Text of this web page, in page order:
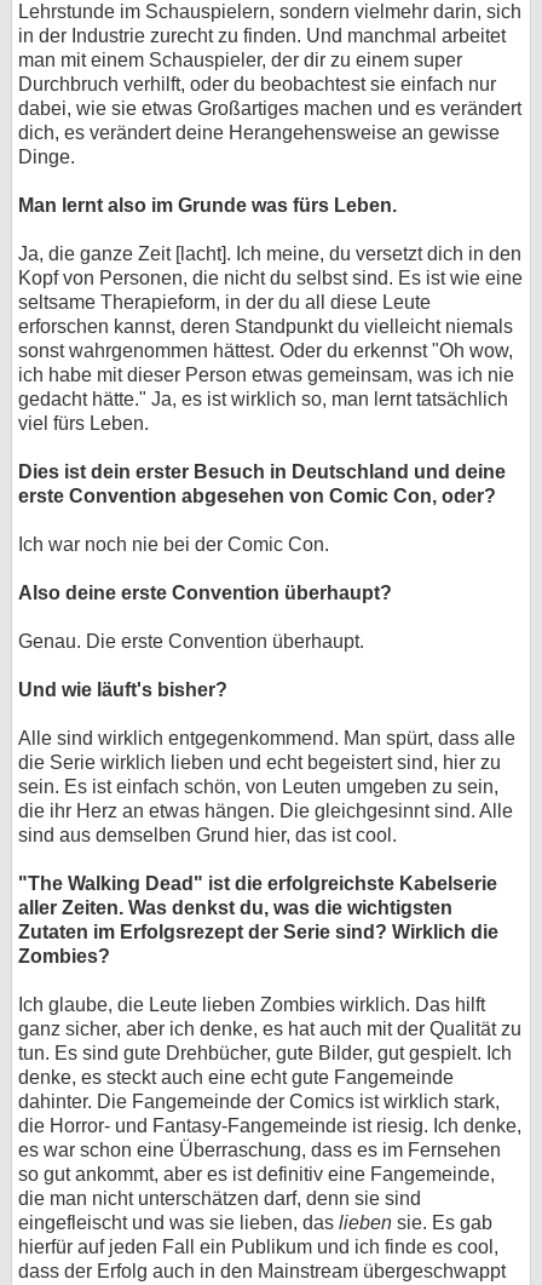
Lehrstunde im Schauspielern, sondern vielmehr darin, sich
in der Industrie zurecht zu finden. Und manchmal arbeitet
man mit einem Schauspieler, der dir zu einem super
Durchbruch verhilft, oder du beobachtest sie einfach nur
dabei, wie sie etwas Großartiges machen und es verändert
dich, es verändert deine Herangehensweise an gewisse
Dinge.
Man lernt also im Grunde was fürs Leben.
Ja, die ganze Zeit [lacht]. Ich meine, du versetzt dich in den
Kopf von Personen, die nicht du selbst sind. Es ist wie eine
seltsame Therapieform, in der du all diese Leute
erforschen kannst, deren Standpunkt du vielleicht niemals
sonst wahrgenommen hättest. Oder du erkennst "Oh wow,
ich habe mit dieser Person etwas gemeinsam, was ich nie
gedacht hätte." Ja, es ist wirklich so, man lernt tatsächlich
viel fürs Leben.
Dies ist dein erster Besuch in Deutschland und deine
erste Convention abgesehen von Comic Con, oder?
Ich war noch nie bei der Comic Con.
Also deine erste Convention überhaupt?
Genau. Die erste Convention überhaupt.
Und wie läuft's bisher?
Alle sind wirklich entgegenkommend. Man spürt, dass alle
die Serie wirklich lieben und echt begeistert sind, hier zu
sein. Es ist einfach schön, von Leuten umgeben zu sein,
die ihr Herz an etwas hängen. Die gleichgesinnt sind. Alle
sind aus demselben Grund hier, das ist cool.
"The Walking Dead" ist die erfolgreichste Kabelserie
aller Zeiten. Was denkst du, was die wichtigsten
Zutaten im Erfolgsrezept der Serie sind? Wirklich die
Zombies?
Ich glaube, die Leute lieben Zombies wirklich. Das hilft
ganz sicher, aber ich denke, es hat auch mit der Qualität zu
tun. Es sind gute Drehbücher, gute Bilder, gut gespielt. Ich
denke, es steckt auch eine echt gute Fangemeinde
dahinter. Die Fangemeinde der Comics ist wirklich stark,
die Horror- und Fantasy-Fangemeinde ist riesig. Ich denke,
es war schon eine Überraschung, dass es im Fernsehen
so gut ankommt, aber es ist definitiv eine Fangemeinde,
die man nicht unterschätzen darf, denn sie sind
eingefleischt und was sie lieben, das lieben sie. Es gab
hierfür auf jeden Fall ein Publikum und ich finde es cool,
dass der Erfolg auch in den Mainstream übergeschwappt